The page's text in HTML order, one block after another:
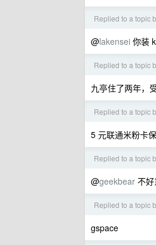
Replied to a topic
@lakensei 你装
Replied to a topic
九亭住了两年，
Replied to a topic
5 元联通米粉卡
Replied to a topic
@geekbear 不
Replied to a topic
gspace